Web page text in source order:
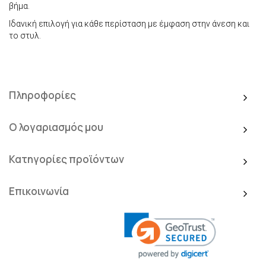
βήμα.
Ιδανική επιλογή για κάθε περίσταση με έμφαση στην άνεση και
το στυλ.
Πληροφορίες
Ο λογαριασμός μου
Κατηγορίες προϊόντων
Επικοινωνία